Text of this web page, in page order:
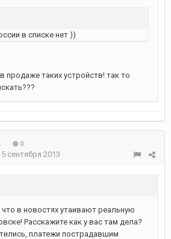
в списке нет ))
продаже таких устройств! так то
0
5 сентября 2013
в новостях утаивают реальную
Расскажите как у вас там дела?
платежи пострадавшим